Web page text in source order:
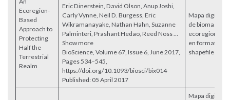
Ecoregion-
Based
Approach to
Protecting
Half the
Terrestrial
Realm
Eric Dinerstein, David Olson, Anup Joshi,
Carly Vynne, Neil D. Burgess, Eric
Wikramanayake, Nathan Hahn, Suzanne
Palminteri, Prashant Hedao, Reed Noss …
Show more
BioScience, Volume 67, Issue 6, June 2017,
Pages 534–545,
https://doi.org/10.1093/biosci/bix014
Published: 05 April 2017
Mapa digital
de biomas y
ecoregiones
en formato
shapefile
Mapa digital